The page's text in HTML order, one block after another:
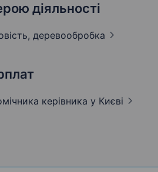
діяльності
деревообробка
керівника у Києві